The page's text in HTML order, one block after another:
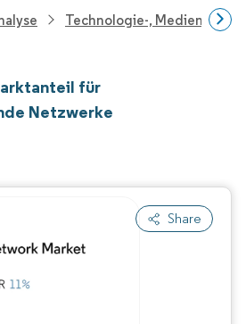
Technologie-, Medien- Und
für
Netzwerke
Share